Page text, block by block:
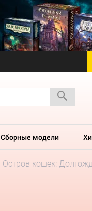
Сборные модели
Остров кошек: